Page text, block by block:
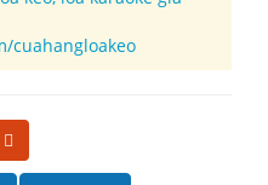
cuahangloakeo